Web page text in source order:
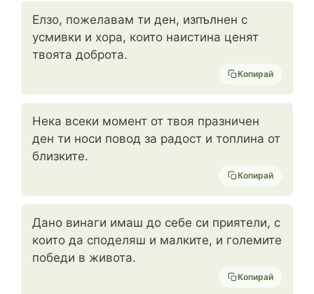
Елзо, пожелавам ти ден, изпълнен с
усмивки и хора, които наистина ценят
твоята доброта.
Копирай
Нека всеки момент от твоя празничен
ден ти носи повод за радост и топлина от
близките.
Копирай
Дано винаги имаш до себе си приятели, с
които да споделяш и малките, и големите
победи в живота.
Копирай